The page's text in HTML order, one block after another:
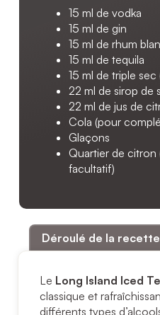
15 ml de vodka
15 ml de gin
15 ml de rhum
15 ml de tequila
15 ml de triple
22 ml de sirop de
22 ml de jus de
Cola (pour
Glaçons
Quartier de
facultatif)
Déroulé de la recette
Le Long Island Iced
classique et
différents types